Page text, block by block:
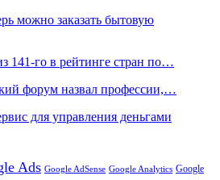
можно заказать бытовую
141-го в рейтинге стран по…
форум назвал профессии,…
для управления деньгами
Ads Google AdSense Google Analytics Google